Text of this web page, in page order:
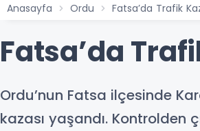
Anasayfa Ordu Fatsa’da Trafik
Fatsa’da
Ordu’nun Fatsa ilçesinde
kazası yaşandı.